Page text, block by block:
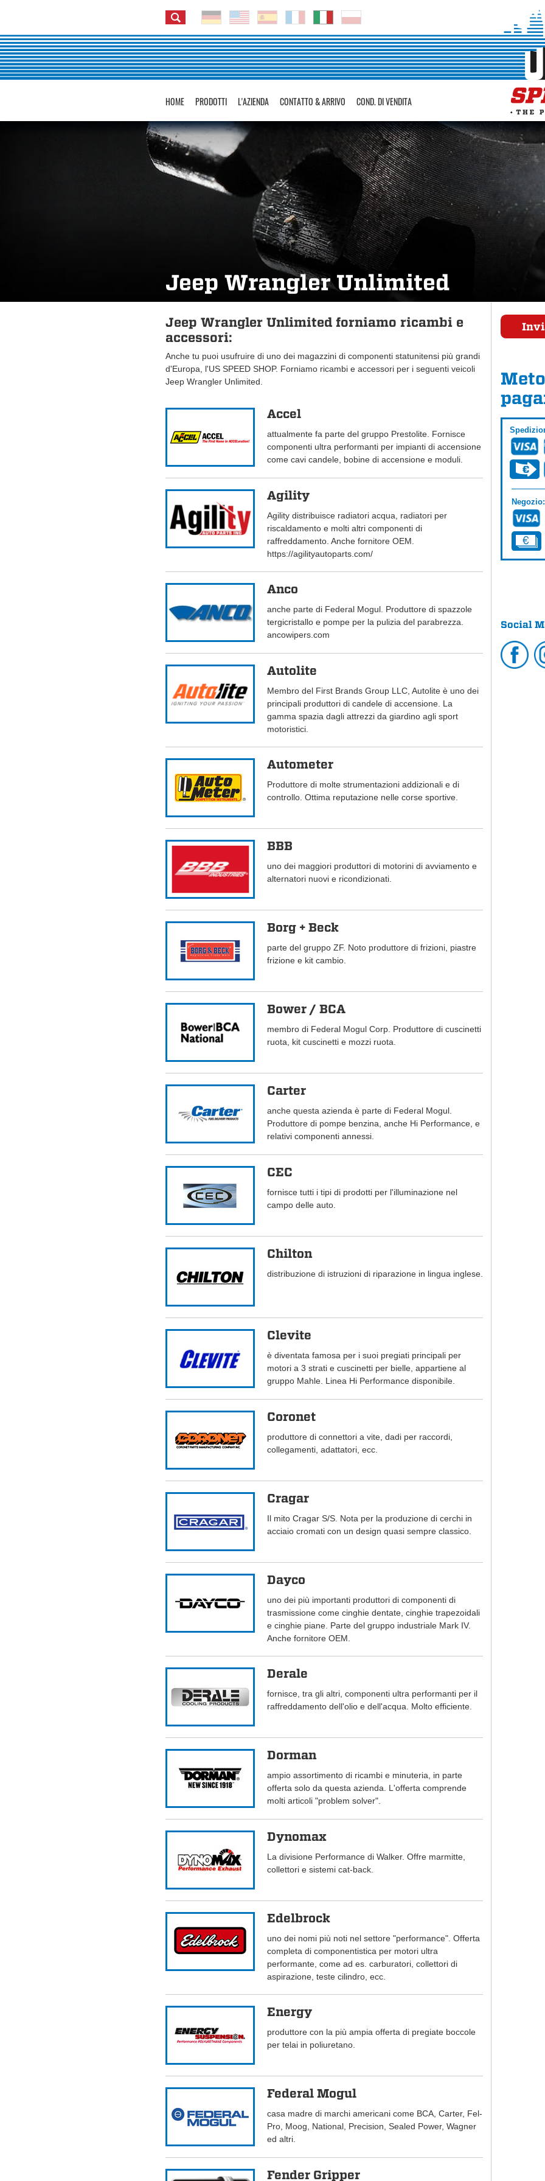
HOME PRODOTTI L'AZIENDA CONTATTO & ARRIVO COND. DI VENDITA
Jeep Wrangler Unlimited
Jeep Wrangler Unlimited forniamo ricambi e
accessori:
Anche tu puoi usufruire di uno dei magazzini di componenti statunitensi più grandi
d'Europa, l'US SPEED SHOP. Forniamo ricambi e accessori per i seguenti veicoli
Jeep Wrangler Unlimited.
Accel
attualmente fa parte del gruppo Prestolite. Fornisce
componenti ultra performanti per impianti di accensione
come cavi candele, bobine di accensione e moduli.
Agility
Agility distribuisce radiatori acqua, radiatori per
riscaldamento e molti altri componenti di
raffreddamento. Anche fornitore OEM.
https://agilityautoparts.com/
Anco
anche parte di Federal Mogul. Produttore di spazzole
tergicristallo e pompe per la pulizia del parabrezza.
ancowipers.com
Autolite
Membro del First Brands Group LLC, Autolite è uno dei
principali produttori di candele di accensione. La
gamma spazia dagli attrezzi da giardino agli sport
motoristici.
Autometer
Produttore di molte strumentazioni addizionali e di
controllo. Ottima reputazione nelle corse sportive.
BBB
uno dei maggiori produttori di motorini di avviamento e
alternatori nuovi e ricondizionati.
Borg + Beck
parte del gruppo ZF. Noto produttore di frizioni, piastre
frizione e kit cambio.
Bower / BCA
membro di Federal Mogul Corp. Produttore di cuscinetti
ruota, kit cuscinetti e mozzi ruota.
Carter
anche questa azienda è parte di Federal Mogul.
Produttore di pompe benzina, anche Hi Performance, e
relativi componenti annessi.
CEC
fornisce tutti i tipi di prodotti per l'illuminazione nel
campo delle auto.
Chilton
distribuzione di istruzioni di riparazione in lingua inglese.
Clevite
è diventata famosa per i suoi pregiati principali per
motori a 3 strati e cuscinetti per bielle, appartiene al
gruppo Mahle. Linea Hi Performance disponibile.
Coronet
produttore di connettori a vite, dadi per raccordi,
collegamenti, adattatori, ecc.
Cragar
Il mito Cragar S/S. Nota per la produzione di cerchi in
acciaio cromati con un design quasi sempre classico.
Dayco
uno dei più importanti produttori di componenti di
trasmissione come cinghie dentate, cinghie trapezoidali
e cinghie piane. Parte del gruppo industriale Mark IV.
Anche fornitore OEM.
Derale
fornisce, tra gli altri, componenti ultra performanti per il
raffreddamento dell'olio e dell'acqua. Molto efficiente.
Dorman
ampio assortimento di ricambi e minuteria, in parte
offerta solo da questa azienda. L'offerta comprende
molti articoli "problem solver".
Dynomax
La divisione Performance di Walker. Offre marmitte,
collettori e sistemi cat-back.
Edelbrock
uno dei nomi più noti nel settore "performance". Offerta
completa di componentistica per motori ultra
performante, come ad es. carburatori, collettori di
aspirazione, teste cilindro, ecc.
Energy
produttore con la più ampia offerta di pregiate boccole
per telai in poliuretano.
Federal Mogul
casa madre di marchi americani come BCA, Carter, Fel-
Pro, Moog, National, Precision, Sealed Power, Wagner
ed altri.
Fender Gripper
Negozio:
Social